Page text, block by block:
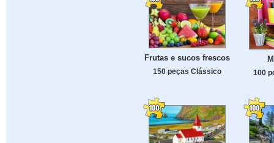
Frutas e sucos frescos
150 peças Clássico 100